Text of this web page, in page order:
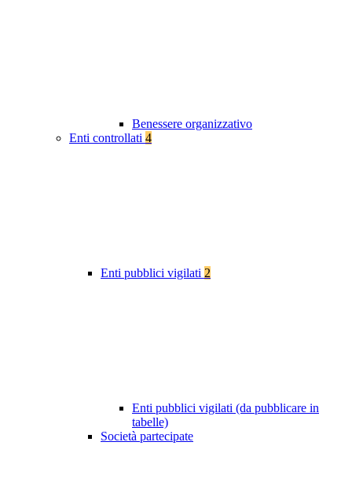
Benessere organizzativo
Enti controllati 4
Enti pubblici vigilati 2
Enti pubblici vigilati (da pubblicare in
tabelle)
Società partecipate